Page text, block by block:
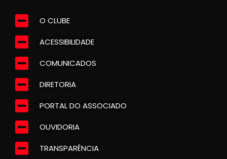
O CLUBE
ACESSIBILIDADE
COMUNICADOS
DIRETORIA
PORTAL DO ASSOCIADO
OUVIDORIA
TRANSPARÊNCIA